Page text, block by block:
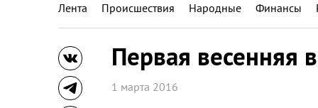
Лента Происшествия Народные Финансы
Первая весенняя
1 марта 2016